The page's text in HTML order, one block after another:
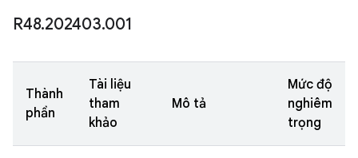
R48.202403.001
Thành
phần
Tài liệu
tham
khảo
Mô tả
Mức độ
nghiêm
trọng